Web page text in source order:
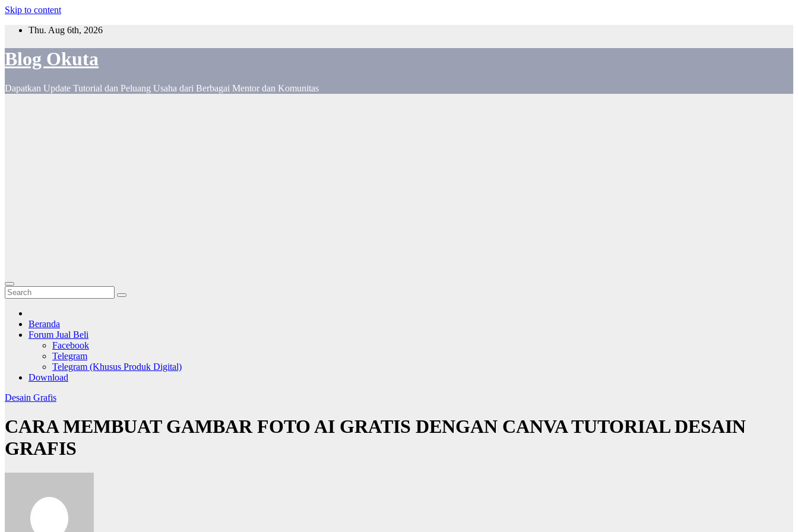
Skip to content
Thu. Aug 6th, 2026
Blog Okuta
Dapatkan Update Tutorial dan Peluang Usaha dari Berbagai Mentor dan Komunitas
Beranda
Forum Jual Beli
Facebook
Telegram
Telegram (Khusus Produk Digital)
Download
Desain Grafis
CARA MEMBUAT GAMBAR FOTO AI GRATIS DENGAN CANVA TUTORIAL DESAIN
GRAFIS